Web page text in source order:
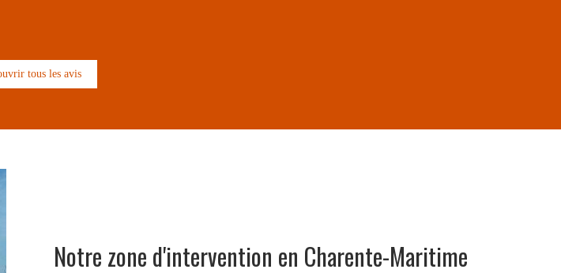
tous les avis
Notre zone d'intervention en Charente-Maritime